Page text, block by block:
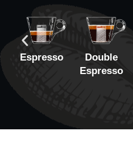
Espresso
Double
Espresso